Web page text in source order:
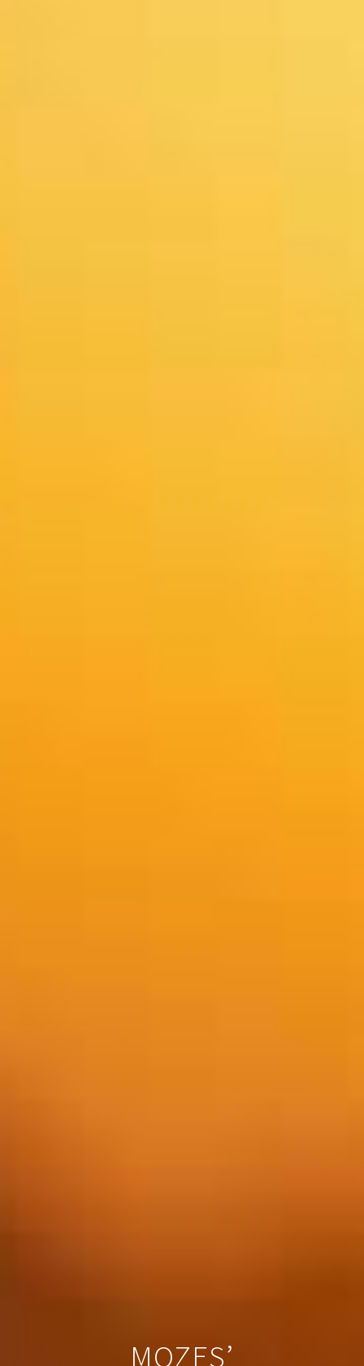
MOZES’